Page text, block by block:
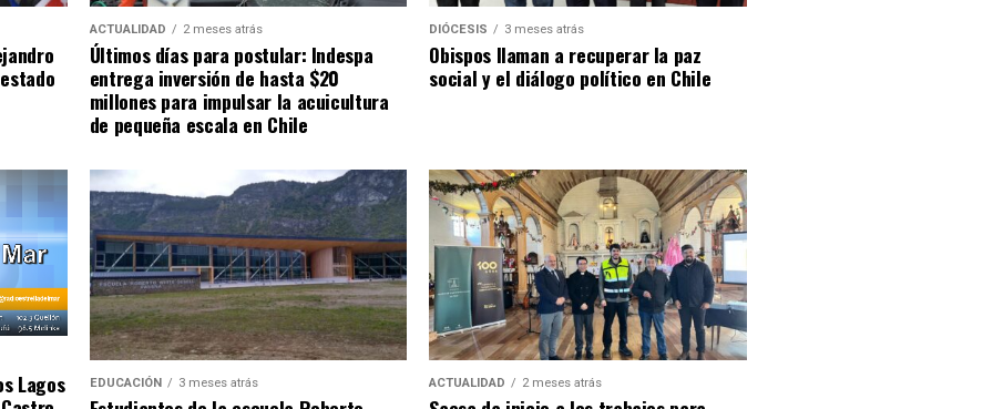
ACTUALIDAD 2 meses atrás
Últimos días para postular: Indespa
entrega inversión de hasta $20
millones para impulsar la acuicultura
de pequeña escala en Chile
DIÓCESIS 3 meses atrás
Obispos llaman a recuperar la paz
social y el diálogo político en Chile
Lagos
EDUCACIÓN 3 meses atrás ACTUALIDAD 2 meses atrás